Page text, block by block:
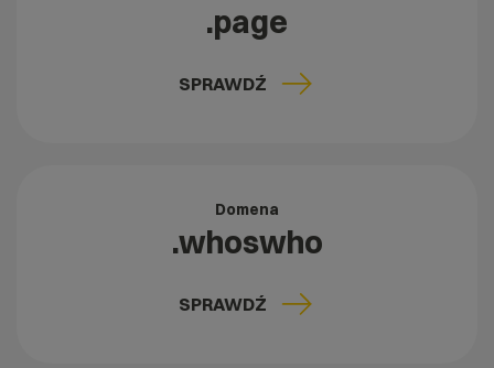
.page
SPRAWDŹ
Domena
.whoswho
SPRAWDŹ